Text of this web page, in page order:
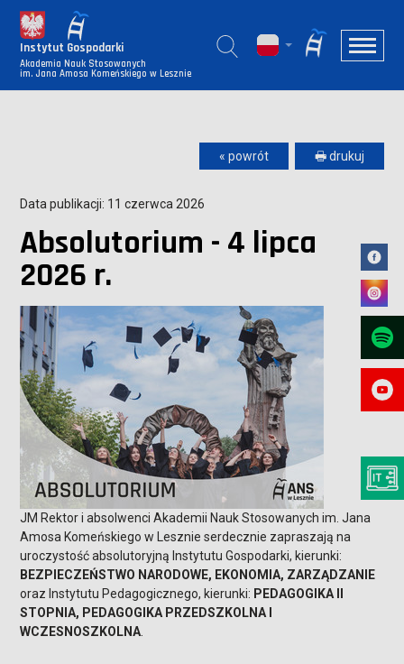
Instytut Gospodarki
Akademia Nauk Stosowanych
im. Jana Amosa Komeńskiego w Lesznie
« powrót 🖶 drukuj
Data publikacji: 11 czerwca 2026
Absolutorium - 4 lipca
2026 r.
JM Rektor i absolwenci Akademii Nauk Stosowanych im. Jana
Amosa Komeńskiego w Lesznie serdecznie zapraszają na
uroczystość absolutoryjną Instytutu Gospodarki, kierunki:
BEZPIECZEŃSTWO NARODOWE, EKONOMIA, ZARZĄDZANIE
oraz Instytutu Pedagogicznego, kierunki: PEDAGOGIKA II
STOPNIA, PEDAGOGIKA PRZEDSZKOLNA I
WCZESNOSZKOLNA